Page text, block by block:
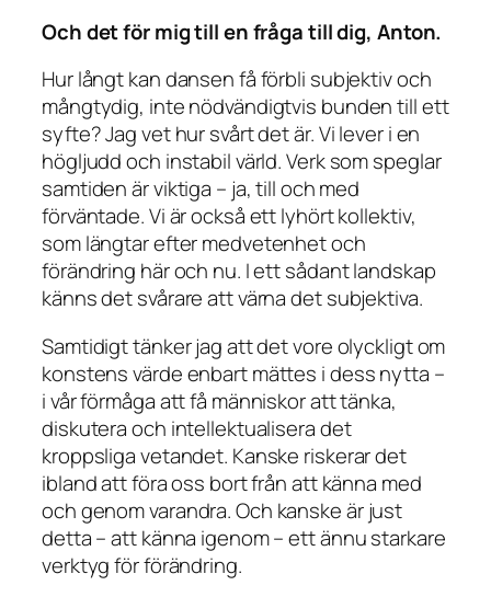
Och det för mig till en fråga till dig, Anton.
Hur långt kan dansen få förbli subjektiv och
mångtydig, inte nödvändigtvis bunden till ett
syfte? Jag vet hur svårt det är. Vi lever i en
högljudd och instabil värld. Verk som speglar
samtiden är viktiga – ja, till och med
förväntade. Vi är också ett lyhört kollektiv,
som längtar efter medvetenhet och
förändring här och nu. I ett sådant landskap
känns det svårare att värna det subjektiva.
Samtidigt tänker jag att det vore olyckligt om
konstens värde enbart mättes i dess nytta –
i vår förmåga att få människor att tänka,
diskutera och intellektualisera det
kroppsliga vetandet. Kanske riskerar det
ibland att föra oss bort från att känna med
och genom varandra. Och kanske är just
detta – att känna igenom – ett ännu starkare
verktyg för förändring.